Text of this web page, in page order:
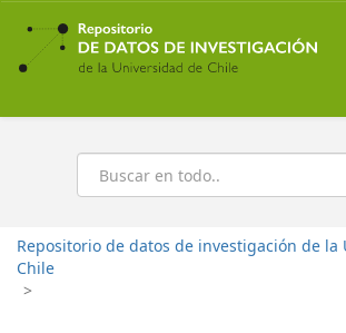
Ir
contenido
principal
Buscar
Repositorio de datos de investigación de la
Chile
>